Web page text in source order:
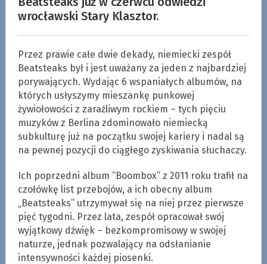
wrocławski Stary Klasztor.
Przez prawie całe dwie dekady, niemiecki zespół
Beatsteaks był i jest uważany za jeden z najbardziej
porywających. Wydając 6 wspaniałych albumów, na
których usłyszymy mieszankę punkowej
żywiołowości z zaraźliwym rockiem – tych pięciu
muzyków z Berlina zdominowało niemiecką
subkulturę już na początku swojej kariery i nadal są
na pewnej pozycji do ciągłego zyskiwania słuchaczy.
Ich poprzedni album “Boombox” z 2011 roku trafił na
czołówkę list przebojów, a ich obecny album
„Beatsteaks” utrzymywał się na niej przez pierwsze
pięć tygodni. Przez lata, zespół opracował swój
wyjątkowy dźwięk – bezkompromisowy w swojej
naturze, jednak pozwalający na odsłanianie
intensywności każdej piosenki.